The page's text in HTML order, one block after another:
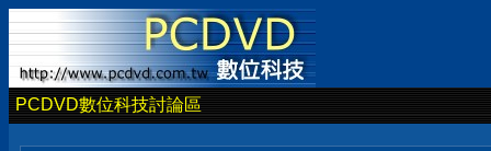
PCDVD數位科技討論區